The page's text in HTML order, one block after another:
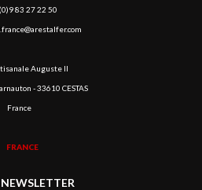
83 27 22 50
Auguste II
- 33610 CESTAS
France
FRANCE